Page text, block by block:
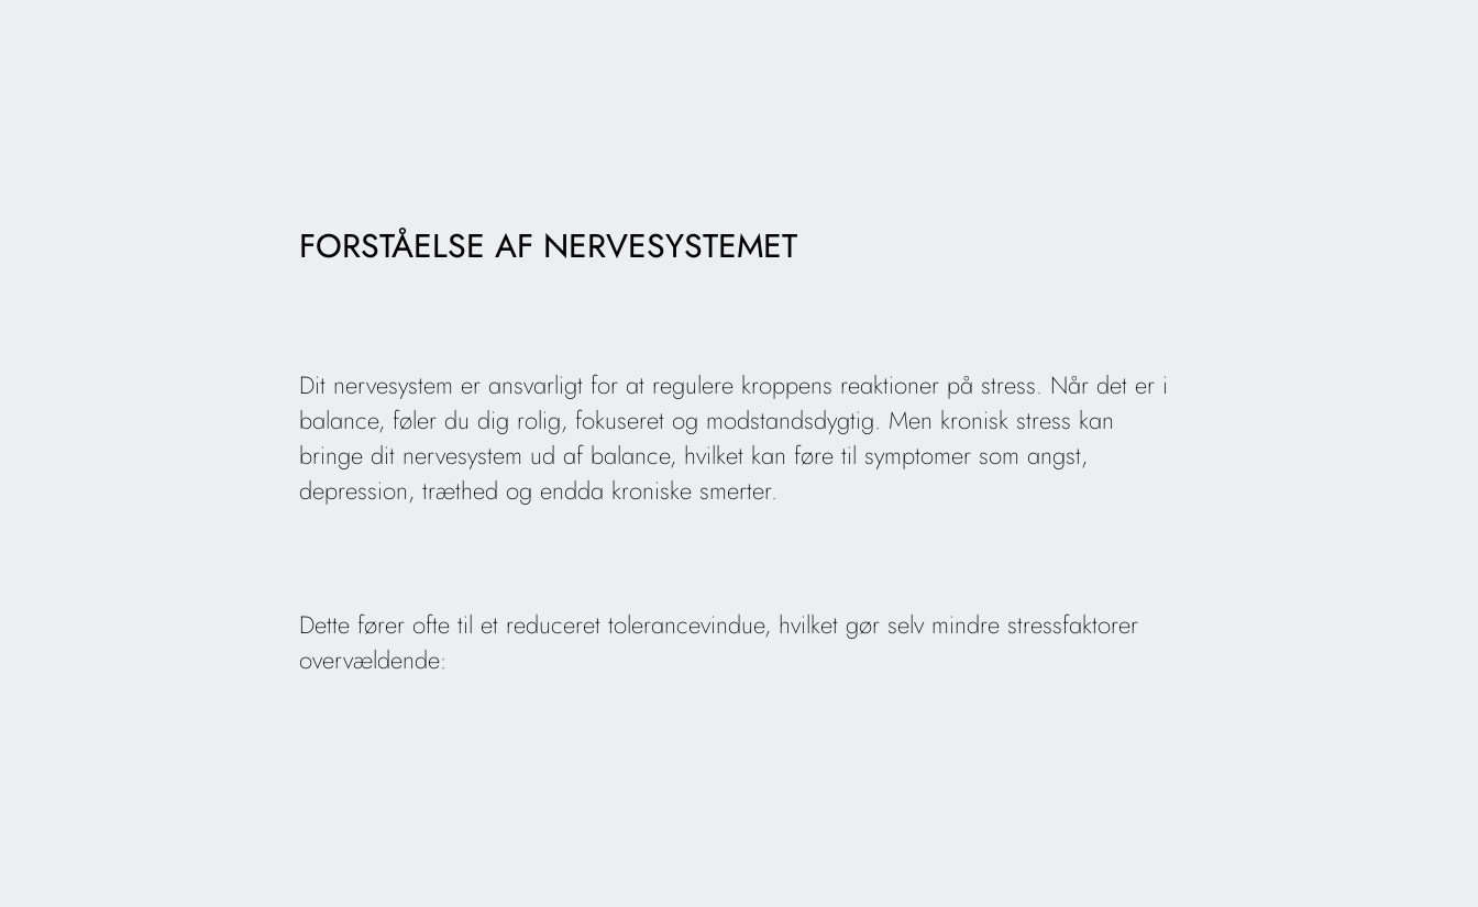
FORSTÅELSE AF NERVESYSTEMET
Dit nervesystem er ansvarligt for at regulere kroppens reaktioner på stress. Når det er i
balance, føler du dig rolig, fokuseret og modstandsdygtig. Men kronisk stress kan
bringe dit nervesystem ud af balance, hvilket kan føre til symptomer som angst,
depression, træthed og endda kroniske smerter.
Dette fører ofte til et reduceret tolerancevindue, hvilket gør selv mindre stressfaktorer
overvældende: